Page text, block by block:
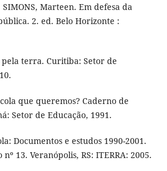
SIMONS, Marteen. Em defesa da
2. ed. Belo Horizonte :
pela terra. Curitiba: Setor de
que queremos? Caderno de
Setor de Educação, 1991.
Documentos e estudos 1990-2001.
13. Veranópolis, RS: ITERRA: 2005.